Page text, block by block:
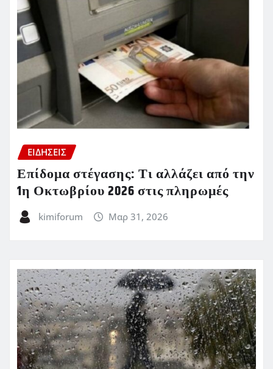
ΕΙΔΗΣΕΙΣ
Επίδομα στέγασης: Τι αλλάζει από την
1η Οκτωβρίου 2026 στις πληρωμές
kimiforum Μαρ 31, 2026